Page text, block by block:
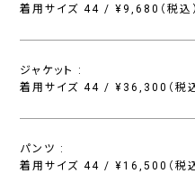
着用サイズ 44 / ¥9,680（税込）
ジャケット :
着用サイズ 44 / ¥36,300（税込
パンツ :
着用サイズ 44 / ¥16,500（税込